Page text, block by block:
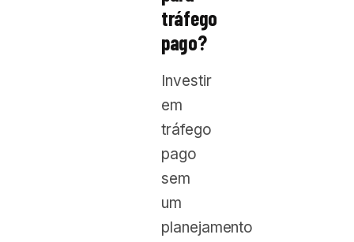
tráfego
pago?
Investir
em
tráfego
pago
sem
um
planejamento